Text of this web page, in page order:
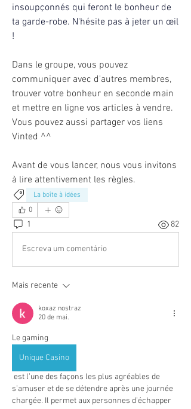
insoupçonnés qui feront le bonheur de
ta garde-robe. N'hésite pas à jeter un œil
!
Dans le groupe, vous pouvez
communiquer avec d'autres membres,
trouver votre bonheur en seconde main
et mettre en ligne vos articles à vendre.
Vous pouvez aussi partager vos liens
Vinted ^^
Avant de vous lancer, nous vous invitons
à lire attentivement les règles.
La boîte à idées
0
1 82
Escreva um comentário
Mais recente
koxaz nostraz
20 de mai.
Le gaming
Unique Casino
s’amuser et de se détendre après une journée
chargée. Il permet aux personnes d’échapper